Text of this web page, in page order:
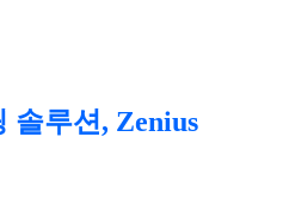
솔루션, Zenius